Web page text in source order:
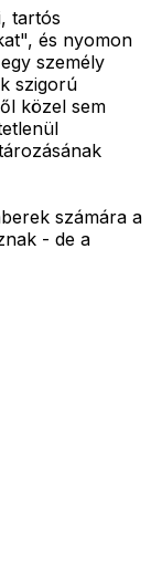
tartós
és nyomon
személy
szigorú
közel sem
számára a
- de a